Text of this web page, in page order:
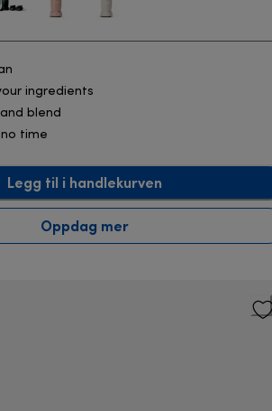
ingredients
blend
no time
Legg til i handlekurven
Oppdag mer